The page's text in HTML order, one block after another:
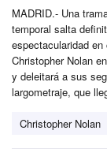
MADRID.- Una
temporal salta
espectacularidad
Christopher Nolan
y deleitará a sus
largometraje, que
Christopher Nolan